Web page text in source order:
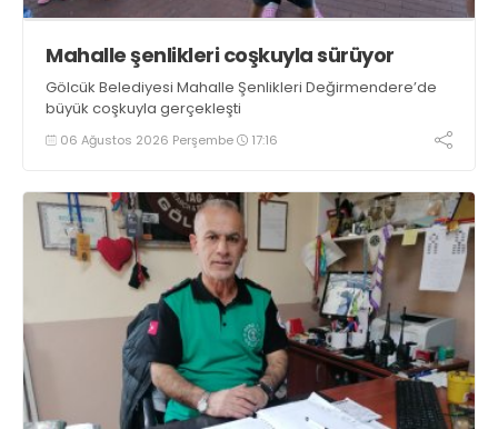
Mahalle şenlikleri coşkuyla sürüyor
Gölcük Belediyesi Mahalle Şenlikleri Değirmendere’de
büyük coşkuyla gerçekleşti
06 Ağustos 2026 Perşembe 17:16